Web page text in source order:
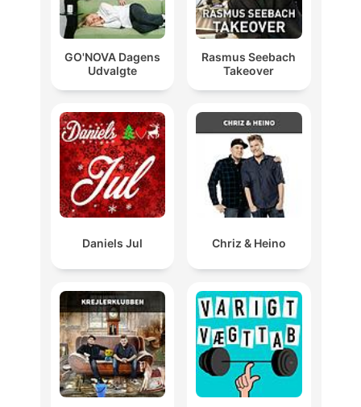
GO'NOVA Dagens
Udvalgte
Rasmus Seebach
Takeover
Daniels Jul Chriz & Heino